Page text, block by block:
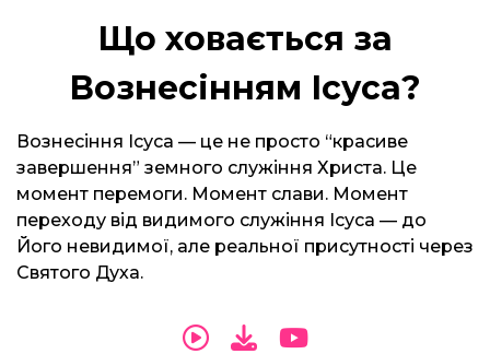
Що ховається за
Вознесінням Ісуса?
Вознесіння Ісуса — це не просто “красиве
завершення” земного служіння Христа. Це
момент перемоги. Момент слави. Момент
переходу від видимого служіння Ісуса — до
Його невидимої, але реальної присутності через
Святого Духа.